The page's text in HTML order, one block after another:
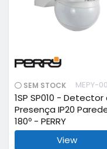
SEM STOCK MEPY-
1SP SP010 - Detector
Presença IP20
180º - PERRY
View